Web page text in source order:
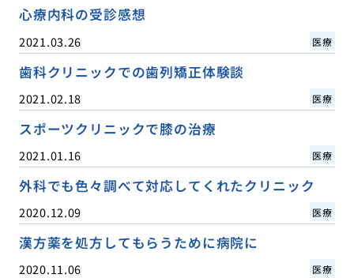
心療内科の受診感想
2021.03.26 医療
歯科クリニックでの歯列矯正体験談
2021.02.18 医療
スポーツクリニックで膝の治療
2021.01.16 医療
外科でも色々調べて対応してくれたクリニック
2020.12.09 医療
漢方薬を処方してもらうために病院に
2020.11.06 医療